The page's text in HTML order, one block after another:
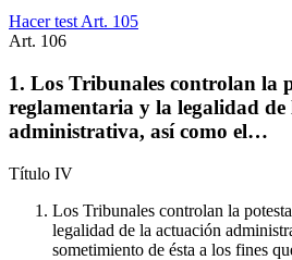
Hacer test Art. 105
Art. 106
1. Los Tribunales controlan la
reglamentaria y la legalidad de
administrativa, así como el…
Título IV
Los Tribunales controlan la
legalidad de la actuación
sometimiento de ésta a los fines